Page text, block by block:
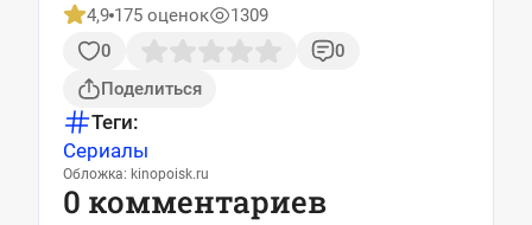
4,9 175 оценок
1309
0
0
Поделиться
Теги:
Сериалы
Обложка: kinopoisk.ru
0 комментариев